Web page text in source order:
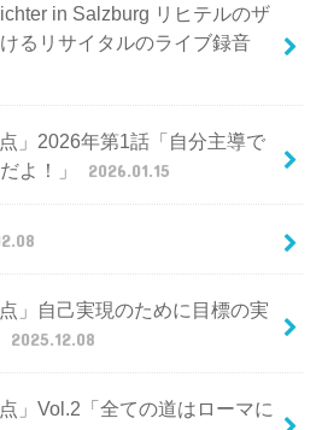
in Salzburg リヒテルのザ
るリサイタルのライブ録音
」2026年第1話「自分主導で
よ！」
2026.01.15
」自己実現のために目標の実
2025.12.08
」Vol.2「全ての道はローマに